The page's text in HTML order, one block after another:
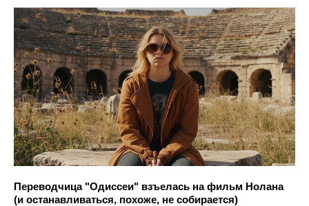
Переводчица "Одиссеи" взъелась на фильм Нолана
(и останавливаться, похоже, не собирается)